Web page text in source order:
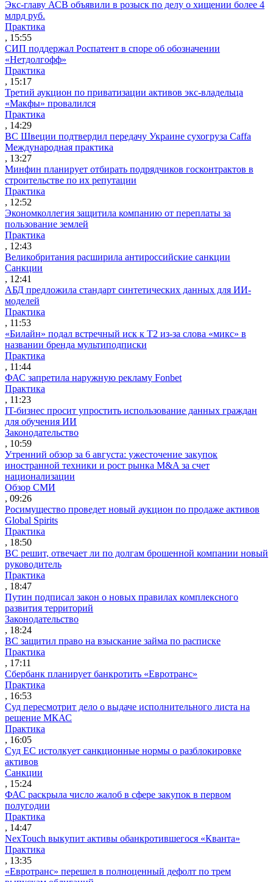
Экс-главу АСВ объявили в розыск по делу о хищении более 4
млрд руб.
Практика
, 15:55
СИП поддержал Роспатент в споре об обозначении
«Нетдолгофф»
Практика
, 15:17
Третий аукцион по приватизации активов экс-владельца
«Макфы» провалился
Практика
, 14:29
ВС Швеции подтвердил передачу Украине сухогруза Caffa
Международная практика
, 13:27
Минфин планирует отбирать подрядчиков госконтрактов в
строительстве по их репутации
Практика
, 12:52
Экономколлегия защитила компанию от переплаты за
пользование землей
Практика
, 12:43
Великобритания расширила антироссийские санкции
Санкции
, 12:41
АБД предложила стандарт синтетических данных для ИИ-
моделей
Практика
, 11:53
«Билайн» подал встречный иск к Т2 из-за слова «микс» в
названии бренда мультиподписки
Практика
, 11:44
ФАС запретила наружную рекламу Fonbet
Практика
, 11:23
IT-бизнес просит упростить использование данных граждан
для обучения ИИ
Законодательство
, 10:59
Утренний обзор за 6 августа: ужесточение закупок
иностранной техники и рост рынка M&A за счет
национализации
Обзор СМИ
, 09:26
Росимущество проведет новый аукцион по продаже активов
Global Spirits
Практика
, 18:50
ВС решит, отвечает ли по долгам брошенной компании новый
руководитель
Практика
, 18:47
Путин подписал закон о новых правилах комплексного
развития территорий
Законодательство
, 18:24
ВС защитил право на взыскание займа по расписке
Практика
, 17:11
Сбербанк планирует банкротить «Евротранс»
Практика
, 16:53
Суд пересмотрит дело о выдаче исполнительного листа на
решение МКАС
Практика
, 16:05
Суд ЕС истолкует санкционные нормы о разблокировке
активов
Санкции
, 15:24
ФАС раскрыла число жалоб в сфере закупок в первом
полугодии
Практика
, 14:47
NexTouch выкупит активы обанкротившегося «Кванта»
Практика
, 13:35
«Евротранс» перешел в полноценный дефолт по трем